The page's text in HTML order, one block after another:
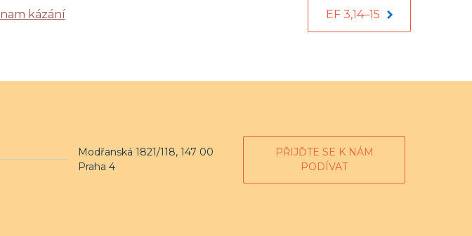
kázání EF 3,14–15
Modřanská 1821/118, 147 00
Praha 4
PŘIJĎTE SE K NÁM
PODÍVAT